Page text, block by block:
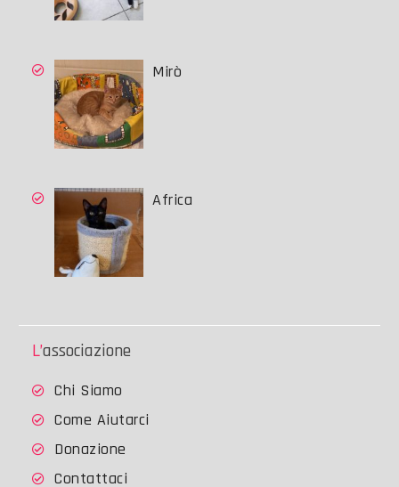
Mirò
Africa
L’associazione
Chi Siamo
Come Aiutarci
Donazione
Contattaci